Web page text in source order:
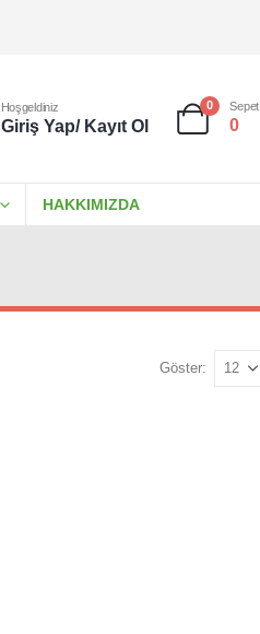
Hoşgeldiniz
Giriş Yap/ Kayıt Ol
0 Sepet
0
HAKKIMIZDA
Göster: